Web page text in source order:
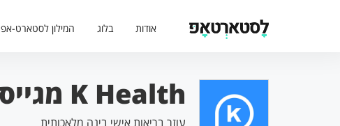
אודות בלוג המילון לסטארט-אפ
K Health מגייסת 50 מיליון דולר
עוזר בריאות אישי בינה מלאכותית